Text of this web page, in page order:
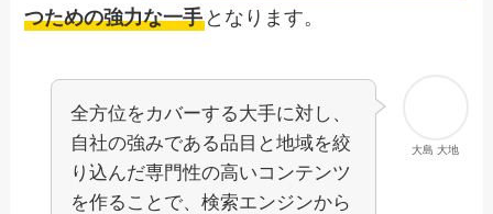
つための強力な一手 となります。
大島 大地
全方位をカバーする大手に対し、
自社の強みである品目と地域を絞
り込んだ専門性の高いコンテンツ
を作ることで、検索エンジンから